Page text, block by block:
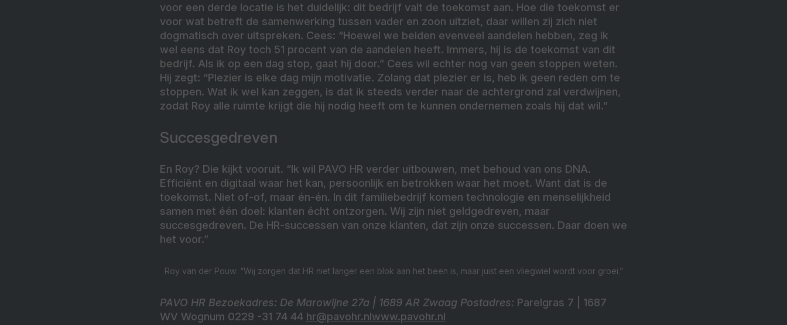
voor een derde locatie is het duidelijk: dit bedrijf valt de toekomst aan. Hoe die toekomst er
voor wat betreft de samenwerking tussen vader en zoon uitziet, daar willen zij zich niet
dogmatisch over uitspreken. Cees: “Hoewel we beiden evenveel aandelen hebben, zeg ik
wel eens dat Roy toch 51 procent van de aandelen heeft. Immers, hij is de toekomst van dit
bedrijf. Als ik op een dag stop, gaat hij door.” Cees wil echter nog van geen stoppen weten.
Hij zegt: “Plezier is elke dag mijn motivatie. Zolang dat plezier er is, heb ik geen reden om te
stoppen. Wat ik wel kan zeggen, is dat ik steeds verder naar de achtergrond zal verdwijnen,
zodat Roy alle ruimte krijgt die hij nodig heeft om te kunnen ondernemen zoals hij dat wil.”
Succesgedreven
En Roy? Die kijkt vooruit. “Ik wil PAVO HR verder uitbouwen, met behoud van ons DNA.
Efficiënt en digitaal waar het kan, persoonlijk en betrokken waar het moet. Want dat is de
toekomst. Niet of-of, maar én-én. In dit familiebedrijf komen technologie en menselijkheid
samen met één doel: klanten écht ontzorgen. Wij zijn niet geldgedreven, maar
succesgedreven. De HR-successen van onze klanten, dat zijn onze successen. Daar doen we
het voor.”
Roy van der Pouw: “Wij zorgen dat HR niet langer een blok aan het been is, maar juist een vliegwiel wordt voor groei.”
PAVO HR Bezoekadres: De Marowijne 27a | 1689 AR Zwaag Postadres: Parelgras 7 | 1687
WV Wognum 0229 -31 74 44 hr@pavohr.nlwww.pavohr.nl